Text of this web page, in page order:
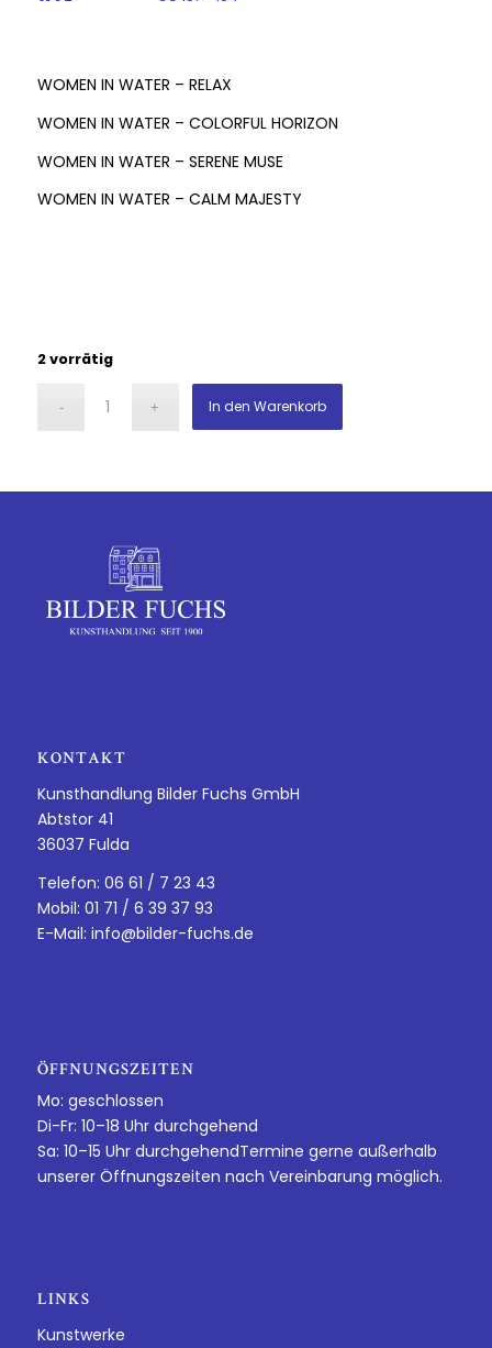
WOMEN IN WATER – RELAX
WOMEN IN WATER – COLORFUL HORIZON
WOMEN IN WATER – SERENE MUSE
WOMEN IN WATER – CALM MAJESTY
2 vorrätig
In den Warenkorb
KONTAKT
Kunsthandlung Bilder Fuchs GmbH
Abtstor 41
36037 Fulda
Telefon: 06 61 / 7 23 43
Mobil: 01 71 / 6 39 37 93
E-Mail: info@bilder-fuchs.de
ÖFFNUNGSZEITEN
Mo: geschlossen
Di-Fr: 10–18 Uhr durchgehend
Sa: 10–15 Uhr durchgehendTermine gerne außerhalb
unserer Öffnungszeiten nach Vereinbarung möglich.
LINKS
Kunstwerke